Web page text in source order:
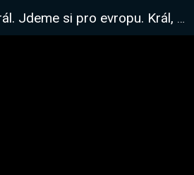
Král, který má nejlepší donate alerty na Twitchi :D